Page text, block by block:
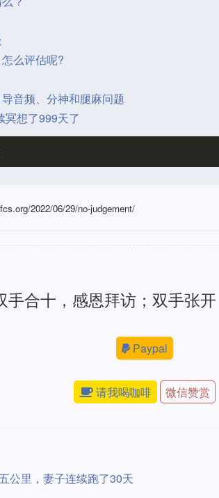
么评估呢?
音频、分神和腿麻问题
冥想了999天了
2022/06/29/no-judgement/
手合十，感恩拜访；双手张
Paypal
请我喝咖啡 微信赞赏
公里，妻子连续跑了30天